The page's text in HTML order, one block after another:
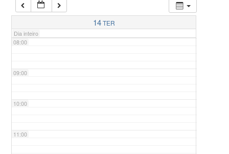
14TER
Dia inteiro
07:00
08:00
09:00
10:00
11:00